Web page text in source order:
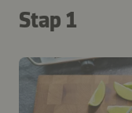
Stap 1